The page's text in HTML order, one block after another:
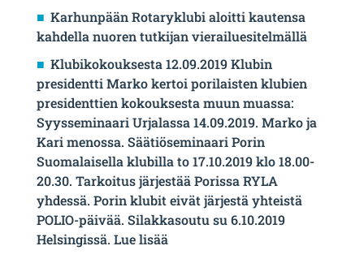
Karhunpään Rotaryklubi aloitti kautensa
kahdella nuoren tutkijan vierailuesitelmällä
Klubikokouksesta 12.09.2019 Klubin
presidentti Marko kertoi porilaisten klubien
presidenttien kokouksesta muun muassa:
Syysseminaari Urjalassa 14.09.2019. Marko ja
Kari menossa. Säätiöseminaari Porin
Suomalaisella klubilla to 17.10.2019 klo 18.00-
20.30. Tarkoitus järjestää Porissa RYLA
yhdessä. Porin klubit eivät järjestä yhteistä
POLIO-päivää. Silakkasoutu su 6.10.2019
Helsingissä. Lue lisää